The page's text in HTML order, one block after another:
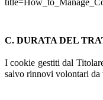
C. DURATA DEL
I cookie gestiti dal
salvo rinnovi volontari da